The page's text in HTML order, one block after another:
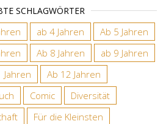
SCHLAGWÖRTER
ab 4 Jahren
Ab 5 Jahren
Ab 8 Jahren
ab 9 Jahren
Jahren
Ab 12 Jahren
Comic
Diversität
Für die Kleinsten